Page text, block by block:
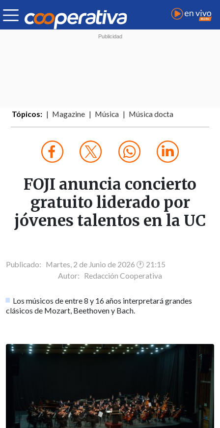
Tópicos: Magazine Música Música docta
FOJI anuncia concierto
gratuito liderado por
jóvenes talentos en la UC
Publicado: Martes, 2 de Junio de 2026 🕐 21:15
Autor: Redacción Cooperativa
Los músicos de entre 8 y 16 años interpretará grandes
clásicos de Mozart, Beethoven y Bach.